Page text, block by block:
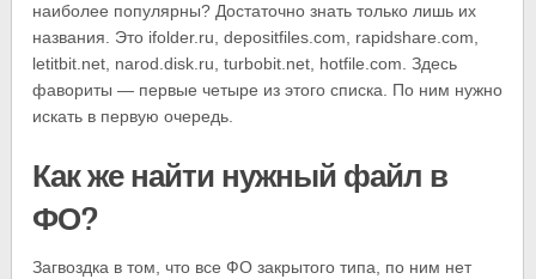
наиболее популярны? Достаточно знать только лишь их
названия. Это ifolder.ru, depositfiles.com, rapidshare.com,
letitbit.net, narod.disk.ru, turbobit.net, hotfile.com. Здесь
фавориты — первые четыре из этого списка. По ним нужно
искать в первую очередь.
Как же найти нужный файл в
ФО?
Загвоздка в том, что все ФО закрытого типа, по ним нет